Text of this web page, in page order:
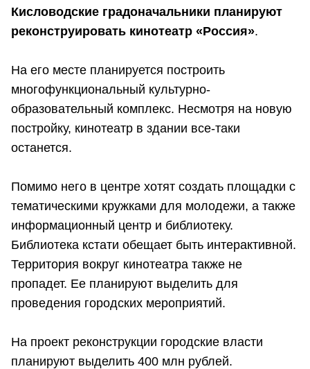
Кисловодские градоначальники планируют
реконструировать кинотеатр «Россия».
На его месте планируется построить
многофункциональный культурно-
образовательный комплекс. Несмотря на новую
постройку, кинотеатр в здании все-таки
останется.
Помимо него в центре хотят создать площадки с
тематическими кружками для молодежи, а также
информационный центр и библиотеку.
Библиотека кстати обещает быть интерактивной.
Территория вокруг кинотеатра также не
пропадет. Ее планируют выделить для
проведения городских мероприятий.
На проект реконструкции городские власти
планируют выделить 400 млн рублей.